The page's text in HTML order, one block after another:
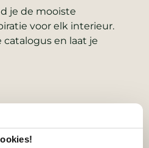
je de mooiste
voor elk interieur.
catalogus en laat je
NS Zwolle